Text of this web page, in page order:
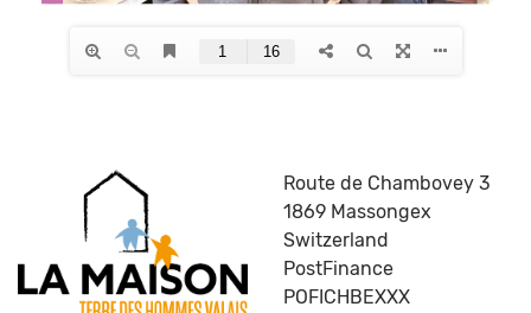
Route de Chambovey 3
1869 Massongex
Switzerland
PostFinance
POFICHBEXXX